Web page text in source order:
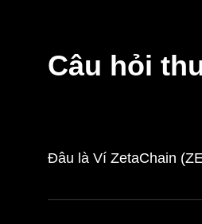
Câu hỏi
Đâu là Ví ZetaChain